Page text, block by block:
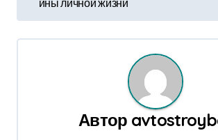
и
йны личной жизни
Автор